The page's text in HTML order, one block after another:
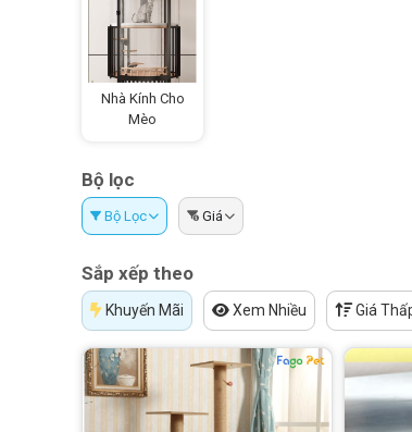
Nhà Kính Cho
Mèo
Bộ lọc
Bộ Lọc Giá
Sắp xếp theo
Khuyến Mãi Xem Nhiều Giá